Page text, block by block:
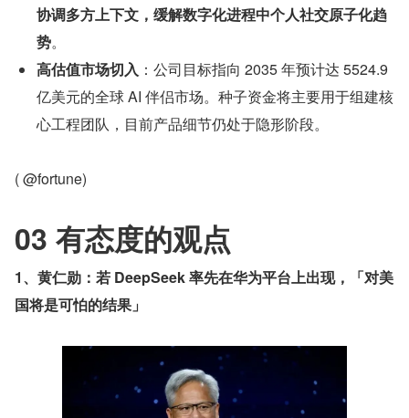
协调多方上下文，缓解数字化进程中个人社交原子化趋
势。
高估值市场切入 ：公司目标指向 2035 年预计达 5524.9
亿美元的全球 AI 伴侣市场。种子资金将主要用于组建核
心工程团队，目前产品细节仍处于隐形阶段。
( @fortune)
03 有态度的观点
1、黄仁勋：若 DeepSeek 率先在华为平台上出现，「对美
国将是可怕的结果」